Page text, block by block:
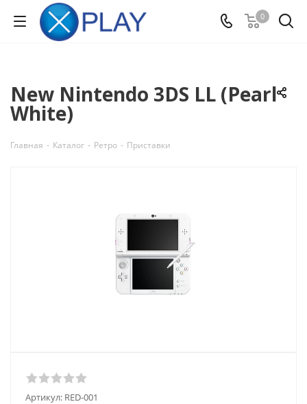
0
New Nintendo 3DS LL (Pearl
White)
Главная - Каталог - Ретро - Приставки
Артикул: RED-001